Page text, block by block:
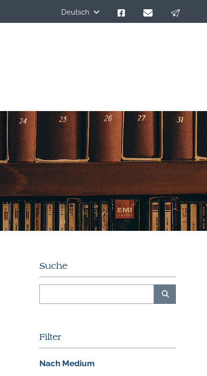
Deutsch
Suche
Filter
Nach Medium